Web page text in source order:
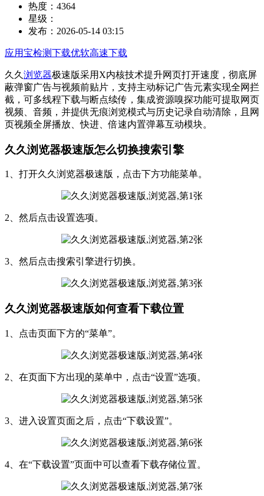
热度： 4364
星级：
发布： 2026-05-14 03:15
应用宝检测下载优软高速下载
久久 浏览器极速版采用X内核技术提升网页打开速度，彻底屏
蔽弹窗广告与视频前贴片，支持主动标记广告元素实现全网拦
截，可多线程下载与断点续传，集成资源嗅探功能可提取网页
视频、音频，并提供无痕浏览模式与历史记录自动清除，且网
页视频全屏播放、快进、倍速内置弹幕互动模块。
久久浏览器极速版怎么切换搜索引擎
1、打开久久浏览器极速版，点击下方功能菜单。
2、然后点击设置选项。
3、然后点击搜索引擎进行切换。
久久浏览器极速版如何查看下载位置
1、点击页面下方的“菜单”。
2、在页面下方出现的菜单中，点击“设置”选项。
3、进入设置页面之后，点击“下载设置”。
4、在“下载设置”页面中可以查看下载存储位置。